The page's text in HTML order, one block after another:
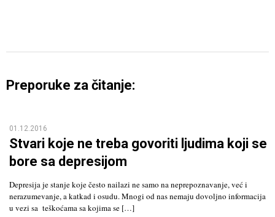
Preporuke za čitanje:
01.12.2016
Stvari koje ne treba govoriti ljudima koji se
bore sa depresijom
Depresija je stanje koje često nailazi ne samo na neprepoznavanje, već i
nerazumevanje, a katkad i osudu. Mnogi od nas nemaju dovoljno informacija
u vezi sa teškoćama sa kojima se […]